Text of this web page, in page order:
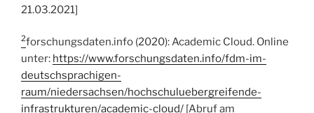
21.03.2021]
2forschungsdaten.info (2020): Academic Cloud. Online
unter: https://www.forschungsdaten.info/fdm-im-
deutschsprachigen-
raum/niedersachsen/hochschuluebergreifende-
infrastrukturen/academic-cloud/ [Abruf am